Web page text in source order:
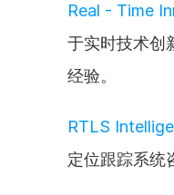
Real - Time
于实时技术创
经验。
RTLS
定位跟踪系统